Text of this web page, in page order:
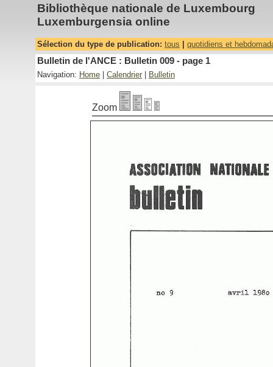
Bibliothèque nationale de Luxembourg
Luxemburgensia online
Sélection du type de publication: tous quotidiens et
Bulletin de l'ANCE : Bulletin 009 - page 1
Navigation: Home Calendrier Bulletin
Zoom